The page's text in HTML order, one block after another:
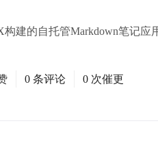
构建的自托管Markdown笔记
0 条评论 0 次催更